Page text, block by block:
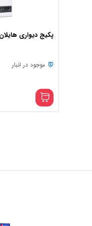
پکیج دیواری هایلان 28000
موجود در انبار